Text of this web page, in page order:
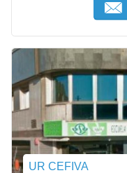
UR CEFIVA